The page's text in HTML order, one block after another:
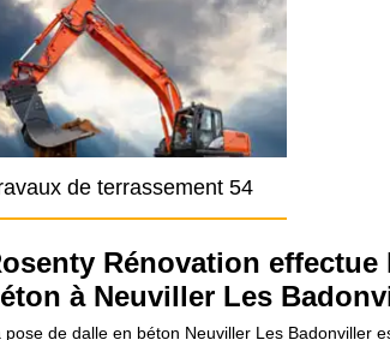
de terrassement 54
Rénovation effectue
à Neuviller Les
pose de dalle en béton Neuviller Les Badonviller